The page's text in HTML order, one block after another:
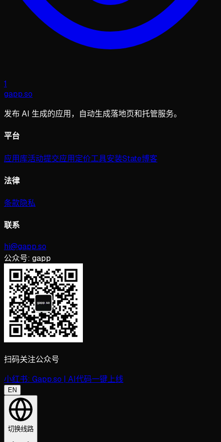
1
gapp.so
发布 AI 生成的应用，自动生成落地页和托管服务。
平台
应用库活动提交应用定价工具安装State博客
法律
条款隐私
联系
hi@gapp.so
公众号: gapp
扫码关注公众号
小红书: Gapp.so | AI代码一键上线
EN
切换线路